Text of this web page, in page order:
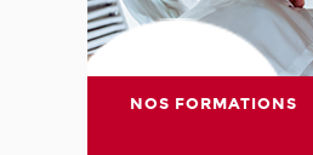
NOS FORMATIONS